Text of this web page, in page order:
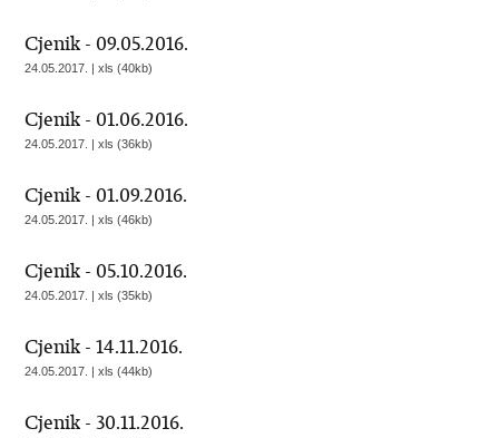
Cjenik - 09.05.2016.
24.05.2017. | xls (40kb)
Cjenik - 01.06.2016.
24.05.2017. | xls (36kb)
Cjenik - 01.09.2016.
24.05.2017. | xls (46kb)
Cjenik - 05.10.2016.
24.05.2017. | xls (35kb)
Cjenik - 14.11.2016.
24.05.2017. | xls (44kb)
Cjenik - 30.11.2016.